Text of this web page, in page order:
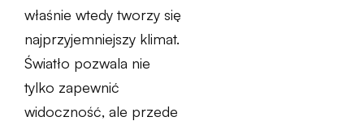
właśnie wtedy tworzy się
najprzyjemniejszy klimat.
Światło pozwala nie
tylko zapewnić
widoczność, ale przede